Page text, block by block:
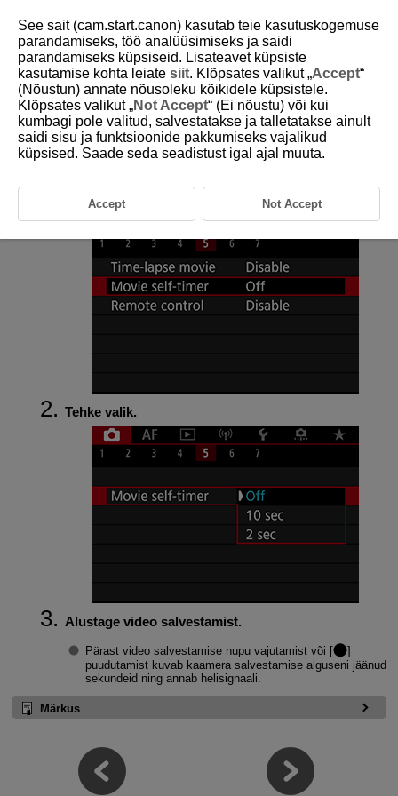
D180-113
Video iseavaja
Video salvestamise saab käivitada iseavajaga.
Valige [ :Video iseavaja
Tehke valik.
Alustage video salvestamist.
Pärast video salvestamise nupu vajutamist või [
]
puudutamist kuvab kaamera salvestamise alguseni jäänud
sekundeid ning annab helisignaali.
Märkus
See sait (cam.start.canon) kasutab teie kasutuskogemuse
parandamiseks, töö analüüsimiseks ja saidi
parandamiseks küpsiseid. Lisateavet küpsiste
kasutamise kohta leiate siit. Klõpsates valikut „Accept“
(Nõustun) annate nõusoleku kõikidele küpsistele.
Klõpsates valikut „Not Accept“ (Ei nõustu) või kui
kumbagi pole valitud, salvestatakse ja talletatakse ainult
saidi sisu ja funktsioonide pakkumiseks vajalikud
küpsised. Saade seda seadistust igal ajal muuta.
Accept Not Accept